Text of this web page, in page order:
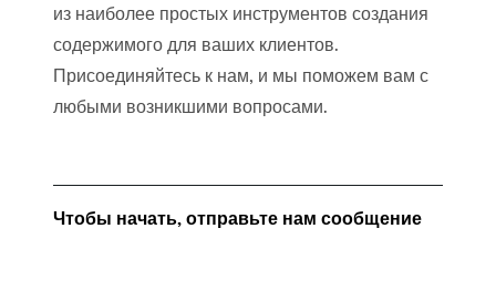
из наиболее простых инструментов создания
содержимого для ваших клиентов.
Присоединяйтесь к нам, и мы поможем вам с
любыми возникшими вопросами.
Чтобы начать, отправьте нам сообщение